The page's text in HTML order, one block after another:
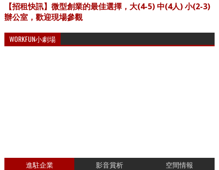
【招租快訊】微型創業的最佳選擇，大(4-5) 中(4人) 小(2-3)
辦公室，歡迎現場參觀
WORKFUN小劇場
進駐企業 影音賞析 空間情報